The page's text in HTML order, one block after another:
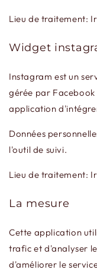
Lieu de traitement:
Widget
Instagram est un
gérée par
application
Données
l'outil de suivi.
Lieu de traitement:
La mesure
Cette application
trafic et d'analyser
d'améliorer le